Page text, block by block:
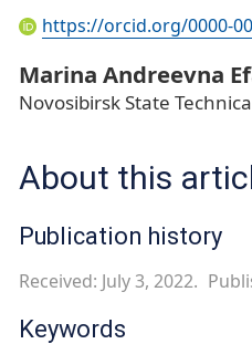
https://orcid.org/0000-
Marina Andreevna
Novosibirsk State
About this
Publication history
Received: July 3, 2022.
Keywords